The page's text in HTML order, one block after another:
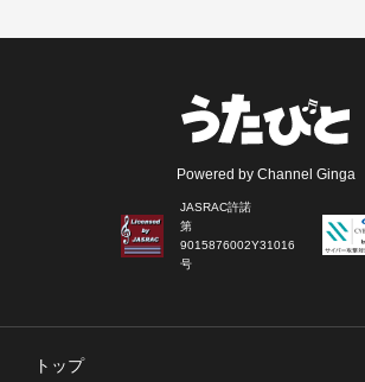
Powered by Channel Ginga
JASRAC許諾
第
9015876002Y31016
号
トップ